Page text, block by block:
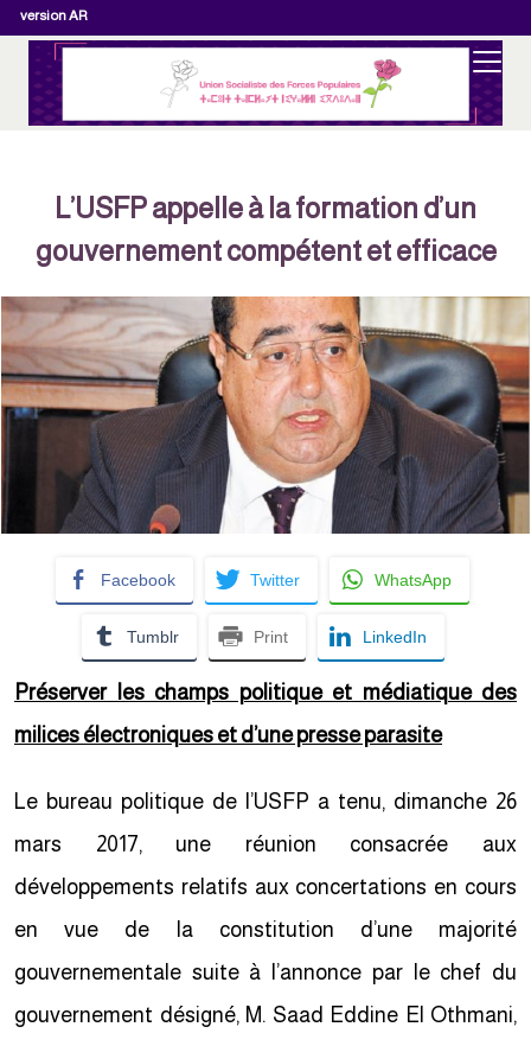
version AR
L’USFP appelle à la formation d’un
gouvernement compétent et efficace
Facebook Twitter WhatsApp
Tumblr Print LinkedIn
Préserver les champs politique et médiatique des
milices électroniques et d’une presse parasite
Le bureau politique de l’USFP a tenu, dimanche 26
mars 2017, une réunion consacrée aux
développements relatifs aux concertations en cours
en vue de la constitution d’une majorité
gouvernementale suite à l’annonce par le chef du
gouvernement désigné, M. Saad Eddine El Othmani,